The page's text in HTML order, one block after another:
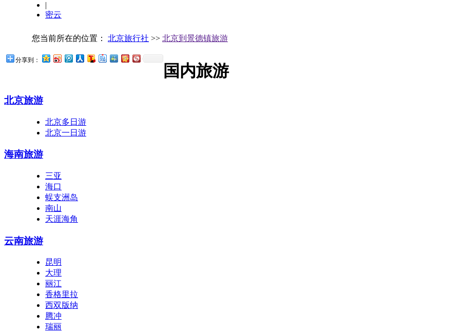
|
密云
您当前所在的位置： 北京旅行社 >> 北京到景德镇旅游
分享到：
国内旅游
北京旅游
北京多日游
北京一日游
海南旅游
三亚
海口
蜈支洲岛
南山
天涯海角
云南旅游
昆明
大理
丽江
香格里拉
西双版纳
腾冲
瑞丽